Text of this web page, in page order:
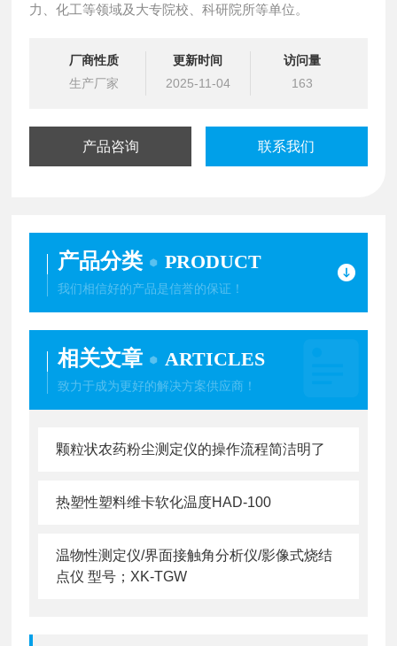
力、化工等领域及大专院校、科研院所等单位。
厂商性质
生产厂家
更新时间
2025-11-04
访问量
163
产品咨询 联系我们
产品分类 PRODUCT
我们相信好的产品是信誉的保证！
相关文章 ARTICLES
致力于成为更好的解决方案供应商！
颗粒状农药粉尘测定仪的操作流程简洁明了
热塑性塑料维卡软化温度HAD-100
温物性测定仪/界面接触角分析仪/影像式烧结
点仪 型号；XK-TGW